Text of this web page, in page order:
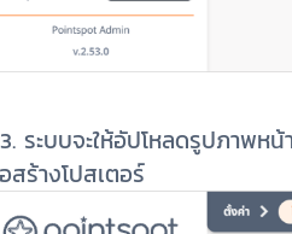
ระบบจะให้อัปโหลดรูปภาพห
สร้างโปสเตอร์